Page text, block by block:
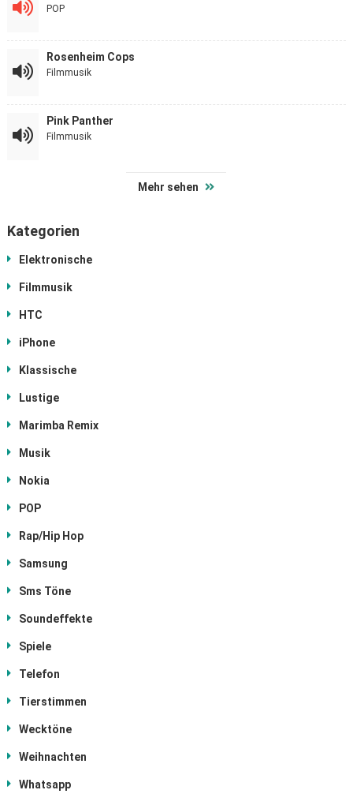
POP
Rosenheim Cops
Filmmusik
Pink Panther
Filmmusik
Mehr sehen
Kategorien
Elektronische
Filmmusik
HTC
iPhone
Klassische
Lustige
Marimba Remix
Musik
Nokia
POP
Rap/Hip Hop
Samsung
Sms Töne
Soundeffekte
Spiele
Telefon
Tierstimmen
Wecktöne
Weihnachten
Whatsapp